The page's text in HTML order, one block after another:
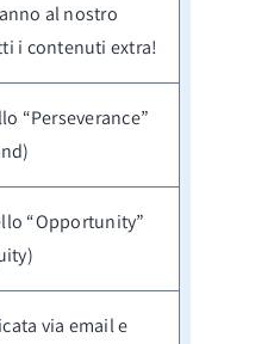
al nostro
i contenuti extra!
“Perseverance”
“Opportunity”
via email e